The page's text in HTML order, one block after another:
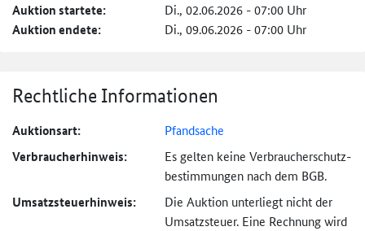
Auktion startete: Di., 02.06.2026 - 07:00 Uhr
Auktion endete: Di., 09.06.2026 - 07:00 Uhr
Rechtliche Informationen
Auktionsart: Pfandsache
Verbraucher­hinweis:
Es gelten keine Verbraucher­schutz­
bestimmungen nach dem BGB.
Umsatzsteuer­hinweis:
Die Auktion unterliegt nicht der
Umsatzsteuer. Eine Rechnung wird